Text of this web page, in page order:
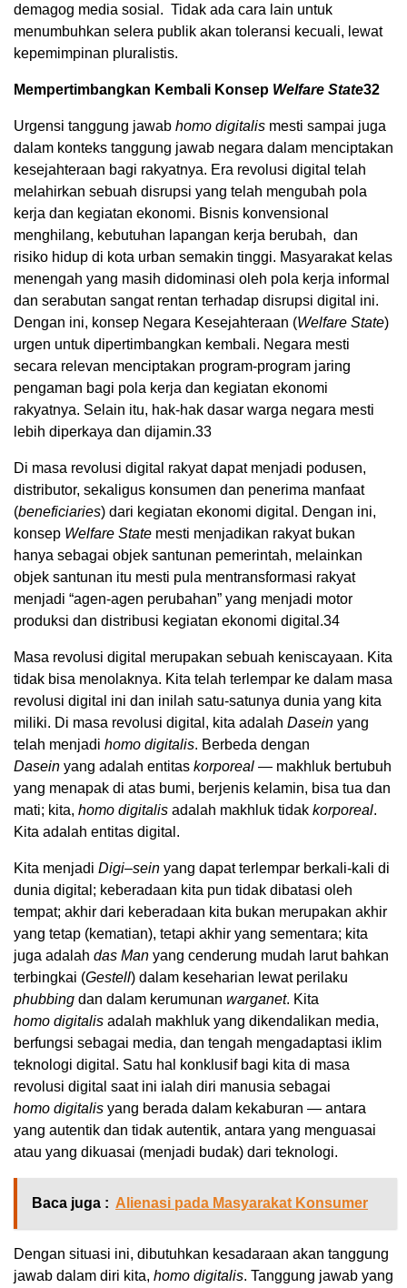
demagog media sosial. Tidak ada cara lain untuk
menumbuhkan selera publik akan toleransi kecuali, lewat
kepemimpinan pluralistis.
Mempertimbangkan Kembali Konsep Welfare State32
Urgensi tanggung jawab homo digitalis mesti sampai juga
dalam konteks tanggung jawab negara dalam menciptakan
kesejahteraan bagi rakyatnya. Era revolusi digital telah
melahirkan sebuah disrupsi yang telah mengubah pola
kerja dan kegiatan ekonomi. Bisnis konvensional
menghilang, kebutuhan lapangan kerja berubah, dan
risiko hidup di kota urban semakin tinggi. Masyarakat kelas
menengah yang masih didominasi oleh pola kerja informal
dan serabutan sangat rentan terhadap disrupsi digital ini.
Dengan ini, konsep Negara Kesejahteraan (Welfare State)
urgen untuk dipertimbangkan kembali. Negara mesti
secara relevan menciptakan program-program jaring
pengaman bagi pola kerja dan kegiatan ekonomi
rakyatnya. Selain itu, hak-hak dasar warga negara mesti
lebih diperkaya dan dijamin.33
Di masa revolusi digital rakyat dapat menjadi podusen,
distributor, sekaligus konsumen dan penerima manfaat
(beneficiaries) dari kegiatan ekonomi digital. Dengan ini,
konsep Welfare State mesti menjadikan rakyat bukan
hanya sebagai objek santunan pemerintah, melainkan
objek santunan itu mesti pula mentransformasi rakyat
menjadi “agen-agen perubahan” yang menjadi motor
produksi dan distribusi kegiatan ekonomi digital.34
Masa revolusi digital merupakan sebuah keniscayaan. Kita
tidak bisa menolaknya. Kita telah terlempar ke dalam masa
revolusi digital ini dan inilah satu-satunya dunia yang kita
miliki. Di masa revolusi digital, kita adalah Dasein yang
telah menjadi homo digitalis. Berbeda dengan
Dasein yang adalah entitas korporeal — makhluk bertubuh
yang menapak di atas bumi, berjenis kelamin, bisa tua dan
mati; kita, homo digitalis adalah makhluk tidak korporeal.
Kita adalah entitas digital.
Kita menjadi Digi–sein yang dapat terlempar berkali-kali di
dunia digital; keberadaan kita pun tidak dibatasi oleh
tempat; akhir dari keberadaan kita bukan merupakan akhir
yang tetap (kematian), tetapi akhir yang sementara; kita
juga adalah das Man yang cenderung mudah larut bahkan
terbingkai (Gestell) dalam keseharian lewat perilaku
phubbing dan dalam kerumunan warganet. Kita
homo digitalis adalah makhluk yang dikendalikan media,
berfungsi sebagai media, dan tengah mengadaptasi iklim
teknologi digital. Satu hal konklusif bagi kita di masa
revolusi digital saat ini ialah diri manusia sebagai
homo digitalis yang berada dalam kekaburan — antara
yang autentik dan tidak autentik, antara yang menguasai
atau yang dikuasai (menjadi budak) dari teknologi.
Baca juga : Alienasi pada Masyarakat Konsumer
Dengan situasi ini, dibutuhkan kesadaraan akan tanggung
jawab dalam diri kita, homo digitalis. Tanggung jawab yang